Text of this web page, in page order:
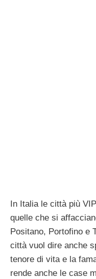
In Italia le città più
quelle che si
Positano, Portofino e
città vuol dire anche
tenore di vita e la
rende anche le case